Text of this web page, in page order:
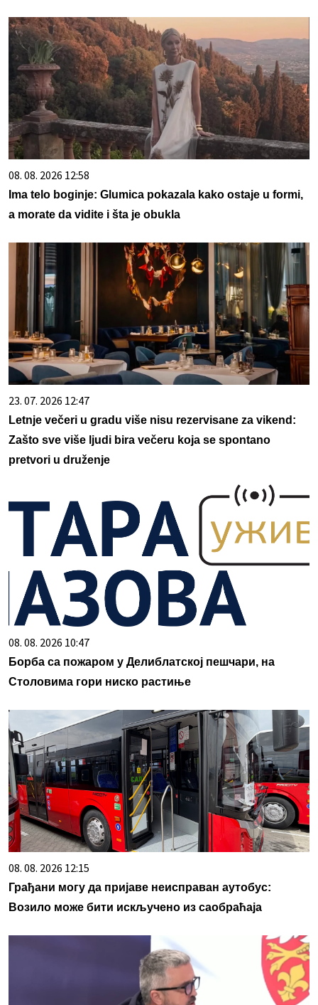
08. 08. 2026 12:58
Ima telo boginje: Glumica pokazala kako ostaje u formi,
a morate da vidite i šta je obukla
23. 07. 2026 12:47
Letnje večeri u gradu više nisu rezervisane za vikend:
Zašto sve više ljudi bira večeru koja se spontano
pretvori u druženje
08. 08. 2026 10:47
Борба са пожаром у Делиблатској пешчари, на
Столовима гори ниско растиње
08. 08. 2026 12:15
Грађани могу да пријаве неисправан аутобус:
Возило може бити искључено из саобраћаја